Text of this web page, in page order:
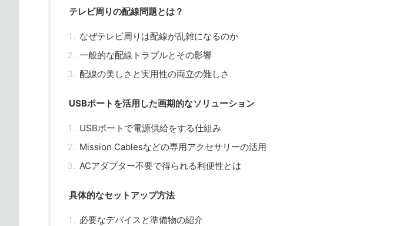
テレビ周りの配線問題とは？
なぜテレビ周りは配線が乱雑になるのか
一般的な配線トラブルとその影響
配線の美しさと実用性の両立の難しさ
USBポートを活用した画期的なソリューション
USBポートで電源供給をする仕組み
Mission Cablesなどの専用アクセサリーの活用
ACアダプター不要で得られる利便性とは
具体的なセットアップ方法
必要なデバイスと準備物の紹介